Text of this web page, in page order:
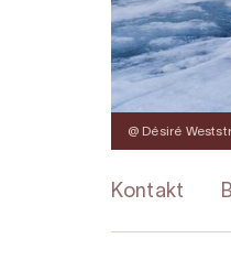
@ Désiré
Kontakt